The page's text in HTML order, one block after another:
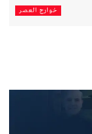
خوارج العصر